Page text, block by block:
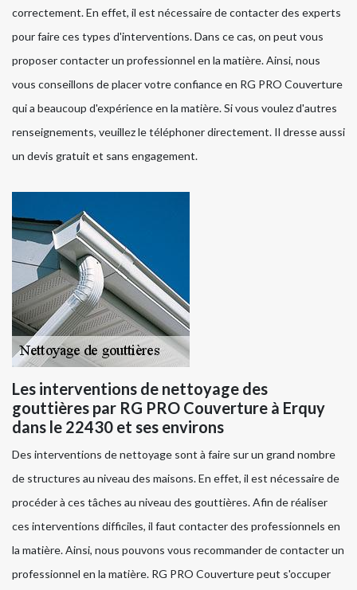
correctement. En effet, il est nécessaire de contacter des experts
pour faire ces types d'interventions. Dans ce cas, on peut vous
proposer contacter un professionnel en la matière. Ainsi, nous
vous conseillons de placer votre confiance en RG PRO Couverture
qui a beaucoup d'expérience en la matière. Si vous voulez d'autres
renseignements, veuillez le téléphoner directement. Il dresse aussi
un devis gratuit et sans engagement.
Les interventions de nettoyage des
gouttières par RG PRO Couverture à Erquy
dans le 22430 et ses environs
Des interventions de nettoyage sont à faire sur un grand nombre
de structures au niveau des maisons. En effet, il est nécessaire de
procéder à ces tâches au niveau des gouttières. Afin de réaliser
ces interventions difficiles, il faut contacter des professionnels en
la matière. Ainsi, nous pouvons vous recommander de contacter un
professionnel en la matière. RG PRO Couverture peut s'occuper